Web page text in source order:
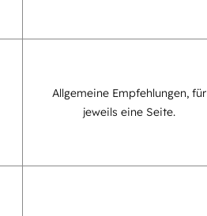
Allgemeine Empfehlungen, für
jeweils eine Seite.